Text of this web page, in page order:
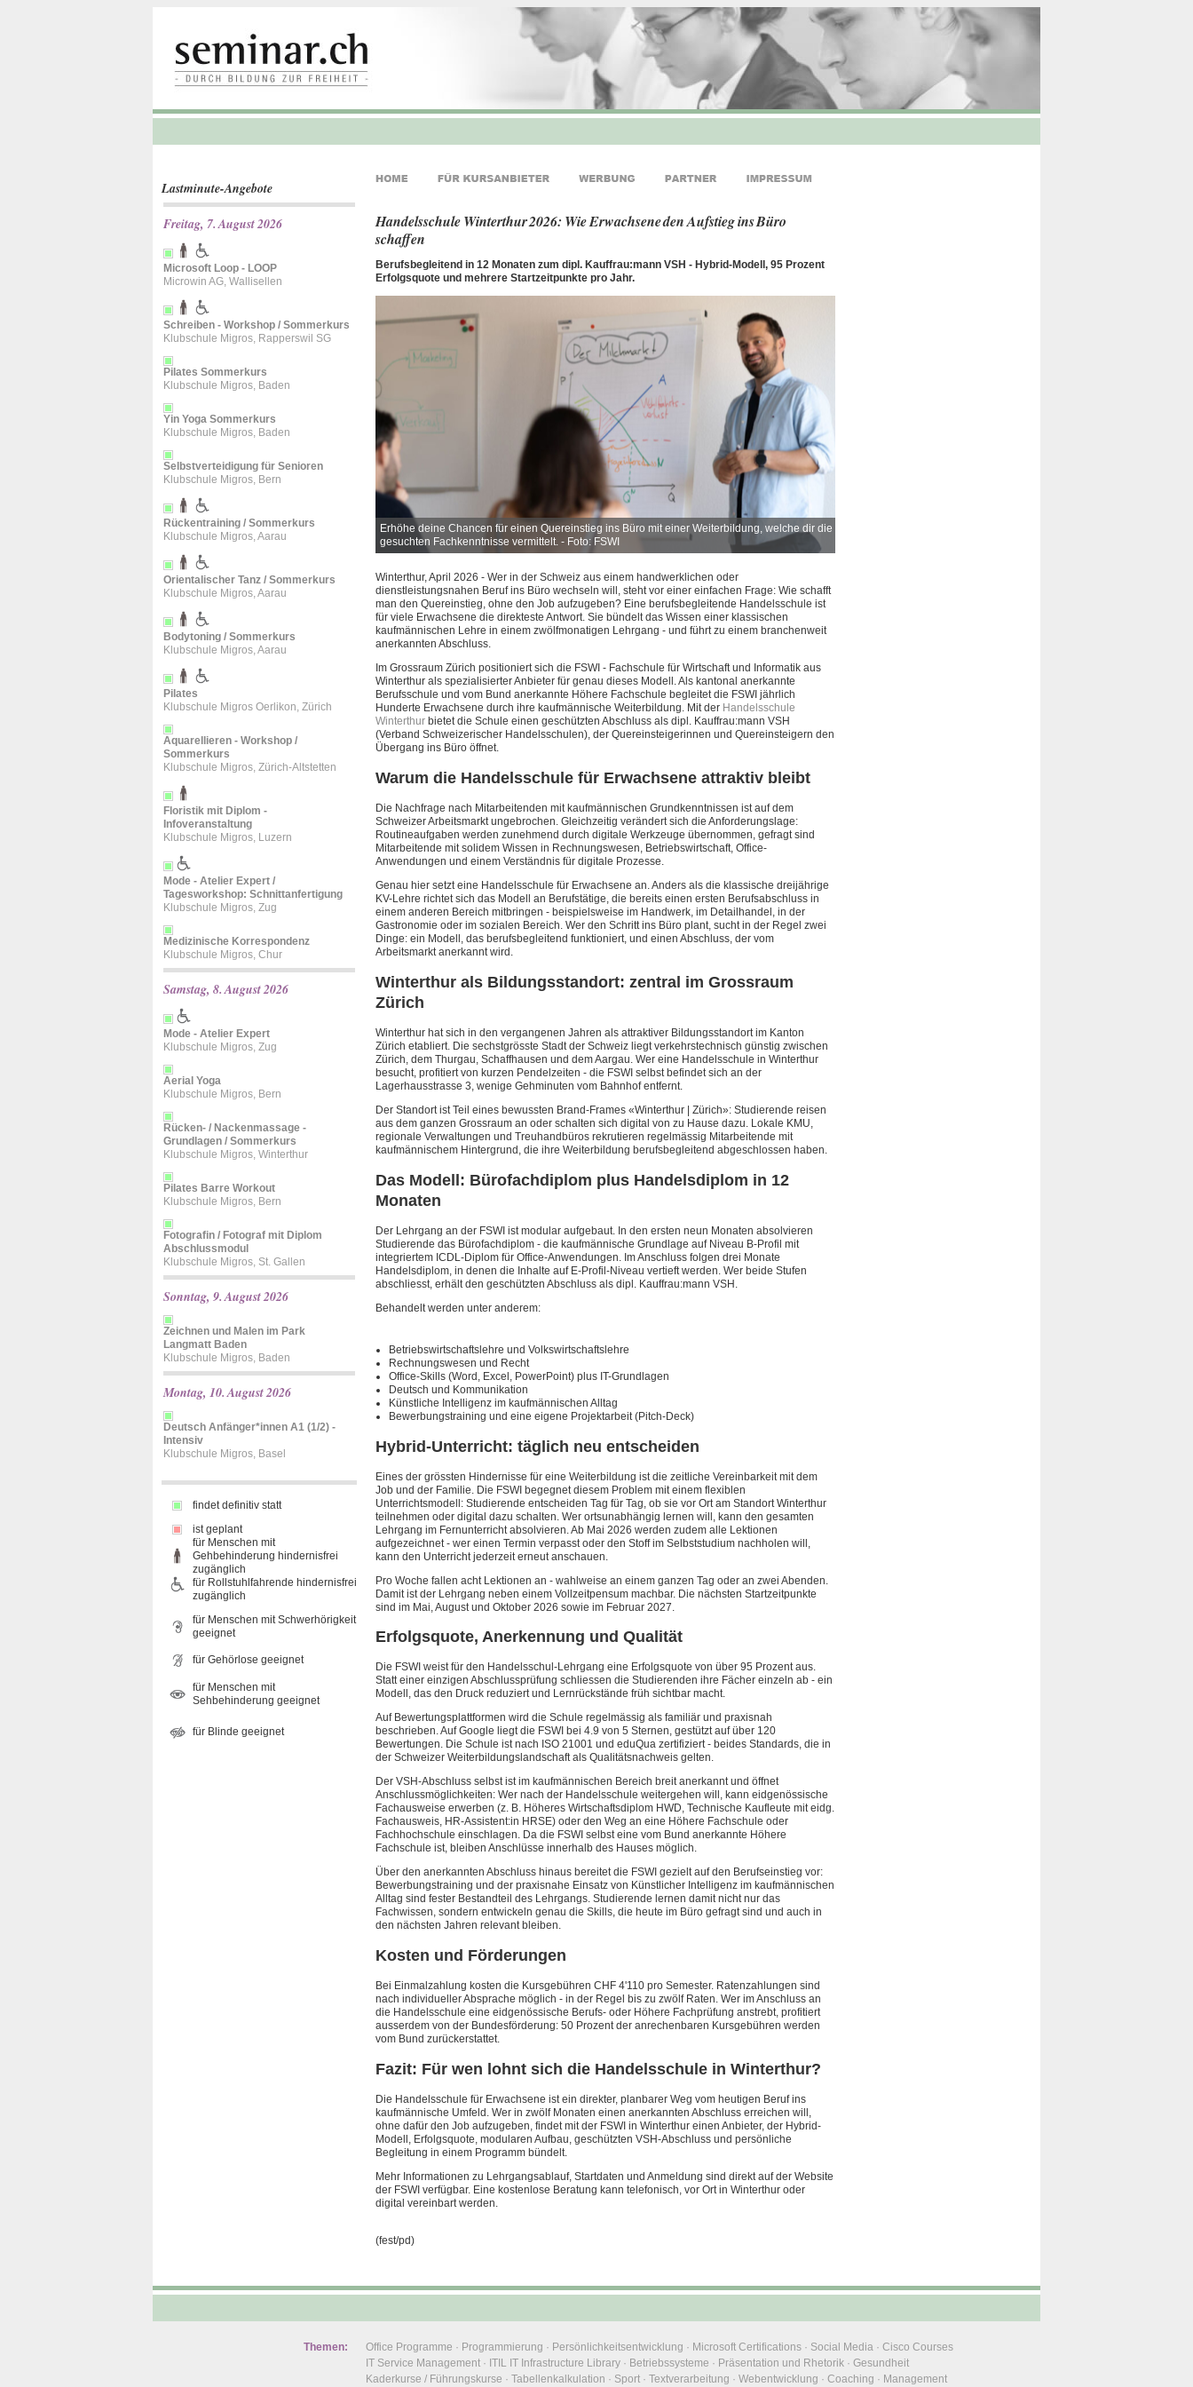
Lastminute-Angebote
Freitag, 7. August 2026
Microsoft Loop - LOOP
Microwin AG, Wallisellen
Schreiben - Workshop / Sommerkurs
Klubschule Migros, Rapperswil SG
Pilates Sommerkurs
Klubschule Migros, Baden
Yin Yoga Sommerkurs
Klubschule Migros, Baden
Selbstverteidigung für Senioren
Klubschule Migros, Bern
Rückentraining / Sommerkurs
Klubschule Migros, Aarau
Orientalischer Tanz / Sommerkurs
Klubschule Migros, Aarau
Bodytoning / Sommerkurs
Klubschule Migros, Aarau
Pilates
Klubschule Migros Oerlikon, Zürich
Aquarellieren - Workshop /
Sommerkurs
Klubschule Migros, Zürich-Altstetten
Floristik mit Diplom -
Infoveranstaltung
Klubschule Migros, Luzern
Mode - Atelier Expert /
Tagesworkshop: Schnittanfertigung
Klubschule Migros, Zug
Medizinische Korrespondenz
Klubschule Migros, Chur
Samstag, 8. August 2026
Mode - Atelier Expert
Klubschule Migros, Zug
Aerial Yoga
Klubschule Migros, Bern
Rücken- / Nackenmassage -
Grundlagen / Sommerkurs
Klubschule Migros, Winterthur
Pilates Barre Workout
Klubschule Migros, Bern
Fotografin / Fotograf mit Diplom
Abschlussmodul
Klubschule Migros, St. Gallen
Sonntag, 9. August 2026
Zeichnen und Malen im Park
Langmatt Baden
Klubschule Migros, Baden
Montag, 10. August 2026
Deutsch Anfänger*innen A1 (1/2) -
Intensiv
Klubschule Migros, Basel
findet definitiv statt
ist geplant
für Menschen mit
Gehbehinderung hindernisfrei
zugänglich
für Rollstuhlfahrende hindernisfrei
zugänglich
für Menschen mit Schwerhörigkeit
geeignet
für Gehörlose geeignet
für Menschen mit
Sehbehinderung geeignet
für Blinde geeignet
Handelsschule Winterthur 2026: Wie Erwachsene den Aufstieg ins Büro
schaffen
Berufsbegleitend in 12 Monaten zum dipl. Kauffrau:mann VSH - Hybrid-Modell, 95 Prozent
Erfolgsquote und mehrere Startzeitpunkte pro Jahr.
für einen Quereinstieg ins Büro mit einer Weiterbildung, welche dir die
Erhöhe deine Chancen für einen Quereinstieg ins Büro mit einer Weiterbildung, welche dir die
gesuchten Fachkenntnisse vermittelt. - Foto: FSWI
Winterthur, April 2026 - Wer in der Schweiz aus einem handwerklichen oder
dienstleistungsnahen Beruf ins Büro wechseln will, steht vor einer einfachen Frage: Wie schafft
man den Quereinstieg, ohne den Job aufzugeben? Eine berufsbegleitende Handelsschule ist
für viele Erwachsene die direkteste Antwort. Sie bündelt das Wissen einer klassischen
kaufmännischen Lehre in einem zwölfmonatigen Lehrgang - und führt zu einem branchenweit
anerkannten Abschluss.
Im Grossraum Zürich positioniert sich die FSWI - Fachschule für Wirtschaft und Informatik aus
Winterthur als spezialisierter Anbieter für genau dieses Modell. Als kantonal anerkannte
Berufsschule und vom Bund anerkannte Höhere Fachschule begleitet die FSWI jährlich
Hunderte Erwachsene durch ihre kaufmännische Weiterbildung. Mit der Handelsschule
Winterthur bietet die Schule einen geschützten Abschluss als dipl. Kauffrau:mann VSH
(Verband Schweizerischer Handelsschulen), der Quereinsteigerinnen und Quereinsteigern den
Übergang ins Büro öffnet.
Warum die Handelsschule für Erwachsene attraktiv bleibt
Die Nachfrage nach Mitarbeitenden mit kaufmännischen Grundkenntnissen ist auf dem
Schweizer Arbeitsmarkt ungebrochen. Gleichzeitig verändert sich die Anforderungslage:
Routineaufgaben werden zunehmend durch digitale Werkzeuge übernommen, gefragt sind
Mitarbeitende mit solidem Wissen in Rechnungswesen, Betriebswirtschaft, Office-
Anwendungen und einem Verständnis für digitale Prozesse.
Genau hier setzt eine Handelsschule für Erwachsene an. Anders als die klassische dreijährige
KV-Lehre richtet sich das Modell an Berufstätige, die bereits einen ersten Berufsabschluss in
einem anderen Bereich mitbringen - beispielsweise im Handwerk, im Detailhandel, in der
Gastronomie oder im sozialen Bereich. Wer den Schritt ins Büro plant, sucht in der Regel zwei
Dinge: ein Modell, das berufsbegleitend funktioniert, und einen Abschluss, der vom
Arbeitsmarkt anerkannt wird.
Winterthur als Bildungsstandort: zentral im Grossraum
Zürich
Winterthur hat sich in den vergangenen Jahren als attraktiver Bildungsstandort im Kanton
Zürich etabliert. Die sechstgrösste Stadt der Schweiz liegt verkehrstechnisch günstig zwischen
Zürich, dem Thurgau, Schaffhausen und dem Aargau. Wer eine Handelsschule in Winterthur
besucht, profitiert von kurzen Pendelzeiten - die FSWI selbst befindet sich an der
Lagerhausstrasse 3, wenige Gehminuten vom Bahnhof entfernt.
Der Standort ist Teil eines bewussten Brand-Frames «Winterthur | Zürich»: Studierende reisen
aus dem ganzen Grossraum an oder schalten sich digital von zu Hause dazu. Lokale KMU,
regionale Verwaltungen und Treuhandbüros rekrutieren regelmässig Mitarbeitende mit
kaufmännischem Hintergrund, die ihre Weiterbildung berufsbegleitend abgeschlossen haben.
Das Modell: Bürofachdiplom plus Handelsdiplom in 12
Monaten
Der Lehrgang an der FSWI ist modular aufgebaut. In den ersten neun Monaten absolvieren
Studierende das Bürofachdiplom - die kaufmännische Grundlage auf Niveau B-Profil mit
integriertem ICDL-Diplom für Office-Anwendungen. Im Anschluss folgen drei Monate
Handelsdiplom, in denen die Inhalte auf E-Profil-Niveau vertieft werden. Wer beide Stufen
abschliesst, erhält den geschützten Abschluss als dipl. Kauffrau:mann VSH.
Behandelt werden unter anderem:
Betriebswirtschaftslehre und Volkswirtschaftslehre
Rechnungswesen und Recht
Office-Skills (Word, Excel, PowerPoint) plus IT-Grundlagen
Deutsch und Kommunikation
Künstliche Intelligenz im kaufmännischen Alltag
Bewerbungstraining und eine eigene Projektarbeit (Pitch-Deck)
Hybrid-Unterricht: täglich neu entscheiden
Eines der grössten Hindernisse für eine Weiterbildung ist die zeitliche Vereinbarkeit mit dem
Job und der Familie. Die FSWI begegnet diesem Problem mit einem flexiblen
Unterrichtsmodell: Studierende entscheiden Tag für Tag, ob sie vor Ort am Standort Winterthur
teilnehmen oder digital dazu schalten. Wer ortsunabhängig lernen will, kann den gesamten
Lehrgang im Fernunterricht absolvieren. Ab Mai 2026 werden zudem alle Lektionen
aufgezeichnet - wer einen Termin verpasst oder den Stoff im Selbststudium nachholen will,
kann den Unterricht jederzeit erneut anschauen.
Pro Woche fallen acht Lektionen an - wahlweise an einem ganzen Tag oder an zwei Abenden.
Damit ist der Lehrgang neben einem Vollzeitpensum machbar. Die nächsten Startzeitpunkte
sind im Mai, August und Oktober 2026 sowie im Februar 2027.
Erfolgsquote, Anerkennung und Qualität
Die FSWI weist für den Handelsschul-Lehrgang eine Erfolgsquote von über 95 Prozent aus.
Statt einer einzigen Abschlussprüfung schliessen die Studierenden ihre Fächer einzeln ab - ein
Modell, das den Druck reduziert und Lernrückstände früh sichtbar macht.
Auf Bewertungsplattformen wird die Schule regelmässig als familiär und praxisnah
beschrieben. Auf Google liegt die FSWI bei 4.9 von 5 Sternen, gestützt auf über 120
Bewertungen. Die Schule ist nach ISO 21001 und eduQua zertifiziert - beides Standards, die in
der Schweizer Weiterbildungslandschaft als Qualitätsnachweis gelten.
Der VSH-Abschluss selbst ist im kaufmännischen Bereich breit anerkannt und öffnet
Anschlussmöglichkeiten: Wer nach der Handelsschule weitergehen will, kann eidgenössische
Fachausweise erwerben (z. B. Höheres Wirtschaftsdiplom HWD, Technische Kaufleute mit eidg.
Fachausweis, HR-Assistent:in HRSE) oder den Weg an eine Höhere Fachschule oder
Fachhochschule einschlagen. Da die FSWI selbst eine vom Bund anerkannte Höhere
Fachschule ist, bleiben Anschlüsse innerhalb des Hauses möglich.
Über den anerkannten Abschluss hinaus bereitet die FSWI gezielt auf den Berufseinstieg vor:
Bewerbungstraining und der praxisnahe Einsatz von Künstlicher Intelligenz im kaufmännischen
Alltag sind fester Bestandteil des Lehrgangs. Studierende lernen damit nicht nur das
Fachwissen, sondern entwickeln genau die Skills, die heute im Büro gefragt sind und auch in
den nächsten Jahren relevant bleiben.
Kosten und Förderungen
Bei Einmalzahlung kosten die Kursgebühren CHF 4'110 pro Semester. Ratenzahlungen sind
nach individueller Absprache möglich - in der Regel bis zu zwölf Raten. Wer im Anschluss an
die Handelsschule eine eidgenössische Berufs- oder Höhere Fachprüfung anstrebt, profitiert
ausserdem von der Bundesförderung: 50 Prozent der anrechenbaren Kursgebühren werden
vom Bund zurückerstattet.
Fazit: Für wen lohnt sich die Handelsschule in Winterthur?
Die Handelsschule für Erwachsene ist ein direkter, planbarer Weg vom heutigen Beruf ins
kaufmännische Umfeld. Wer in zwölf Monaten einen anerkannten Abschluss erreichen will,
ohne dafür den Job aufzugeben, findet mit der FSWI in Winterthur einen Anbieter, der Hybrid-
Modell, Erfolgsquote, modularen Aufbau, geschützten VSH-Abschluss und persönliche
Begleitung in einem Programm bündelt.
Mehr Informationen zu Lehrgangsablauf, Startdaten und Anmeldung sind direkt auf der Website
der FSWI verfügbar. Eine kostenlose Beratung kann telefonisch, vor Ort in Winterthur oder
digital vereinbart werden.
(fest/pd)
Themen: Office Programme · Programmierung · Persönlichkeitsentwicklung · Microsoft Certifications · Social Media · Cisco Courses
IT Service Management · ITIL IT Infrastructure Library · Betriebssysteme · Präsentation und Rhetorik · Gesundheit
Kaderkurse / Führungskurse · Tabellenkalkulation · Sport · Textverarbeitung · Webentwicklung · Coaching · Management